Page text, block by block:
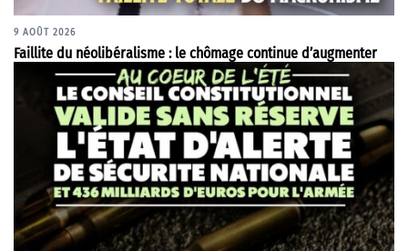
9 AOÛT 2026
Faillite du néolibéralisme : le chômage continue d’augmenter